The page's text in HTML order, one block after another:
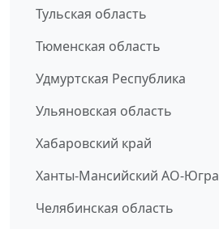
Тульская область
Тюменская область
Удмуртская Республика
Ульяновская область
Хабаровский край
Ханты-Мансийский АО-Югра
Челябинская область